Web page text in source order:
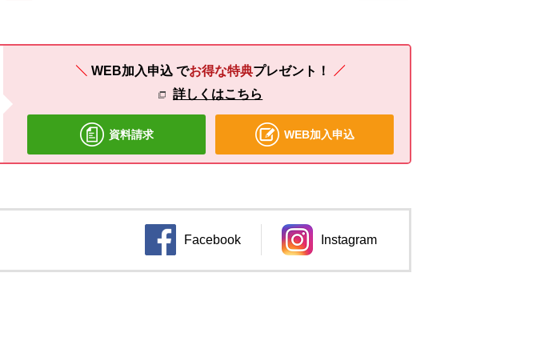
WEB加入申込 でお得な特典プレゼント！
詳しくはこちら
資料請求 WEB加入申込
Facebook
別のウィンドウで開きます。
Instagram
別のウィンドウで開きます。